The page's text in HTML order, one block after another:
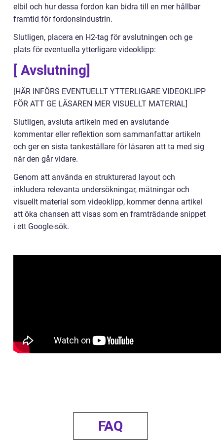
elbil och hur dessa fordon kan bidra till en mer hållbar
framtid för fordonsindustrin.
Slutligen, placera en H2-tag för avslutningen och ge
plats för eventuella ytterligare videoklipp:
[ Avslutning]
[HÄR INFÖRS EVENTUELLT YTTERLIGARE VIDEOKLIPP
FÖR ATT GE LÄSAREN MER VISUELLT MATERIAL]
Slutligen, avsluta artikeln med en avslutande
kommentar eller reflektion som sammanfattar artikeln
och ger en sista tankeställare för läsaren att ta med sig
när den går vidare.
Genom att använda en strukturerad layout och
inkludera relevanta undersökningar, mätningar och
visuellt material som videoklipp, kommer denna artikel
att öka chansen att visas som en framträdande snippet
i ett Google-sök.
FAQ